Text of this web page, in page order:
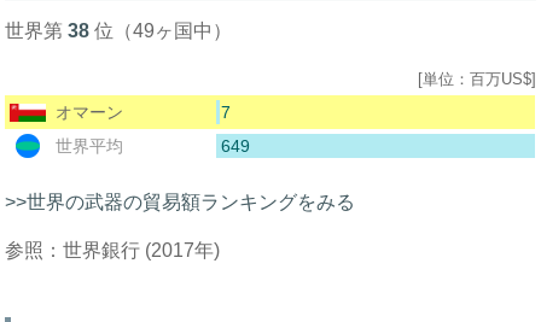
世界第38 位（49ヶ国中）
[単位：百万US$]
オマーン
7
世界平均
649
>>世界の武器の貿易額ランキングをみる
参照：世界銀行 (2017年)